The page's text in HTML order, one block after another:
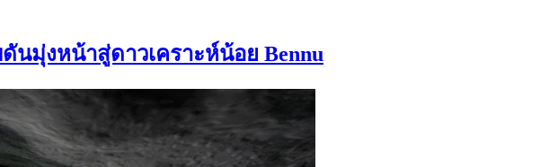
นมุ่งหน้าสู่ดาวเคราะห์น้อย Bennu